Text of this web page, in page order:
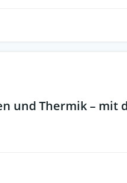
und Thermik – mit